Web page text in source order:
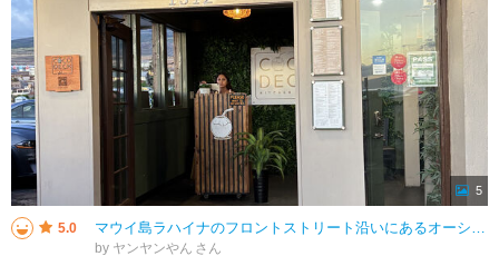
5
5.0 マウイ島ラハイナのフロントストリート沿いにあるオーシャンフロントレストラン。今回はディナーで利用しましたが、予約時間は19時だったので、1時間くらい前に到着しサンセットを堪能してから入店しました。今回いただいたのはフィッシ
by ヤンヤンやん